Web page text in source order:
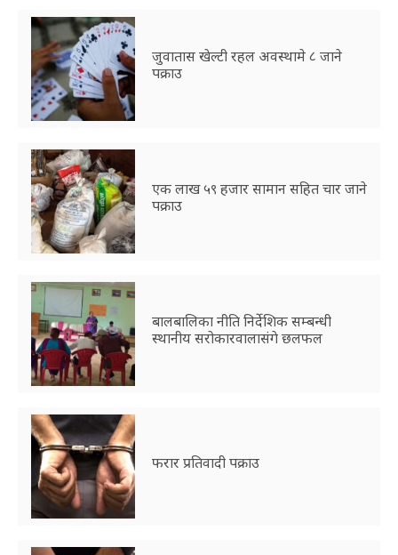
जुवातास खेल्टी रहल अवस्थामे ८ जाने
पक्राउ
एक लाख ५९ हजार सामान सहित चार जाने
पक्राउ
बालबालिका नीति निर्देशिक सम्बन्धी
स्थानीय सरोकारवालासंगे छलफल
फरार प्रतिवादी पक्राउ